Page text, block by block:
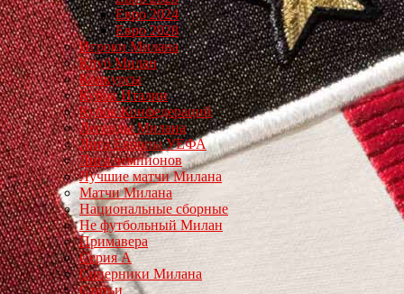
Евро 2024
Евро 2028
Игроки Милана
Клуб Милан
Конкурсы
Кубок Италии
Кубок Конфедераций
Легенды Милана
Лига Европы УЕФА
Лига чемпионов
Лучшие матчи Милана
Матчи Милана
Национальные сборные
Не футбольный Милан
Примавера
Серия А
Соперники Милана
Статьи